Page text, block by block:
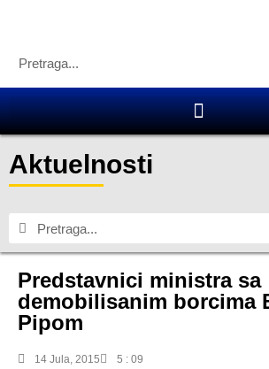
Aktuelnosti
Predstavnici ministra sa
demobilisanim borcima
Pipom
14 Jula, 2015 5 : 09